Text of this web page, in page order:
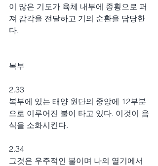
이 많은 기도가 육체 내부에 종횡으로 퍼
져 감각을 전달하고 기의 순환을 담당한
다.
복부
2.33
복부에 있는 태양 원단의 중앙에 12부분
으로 이루어진 불이 타고 있다. 이것이 음
식을 소화시킨다.
2.34
그것은 우주적인 불이며 나의 열기에서